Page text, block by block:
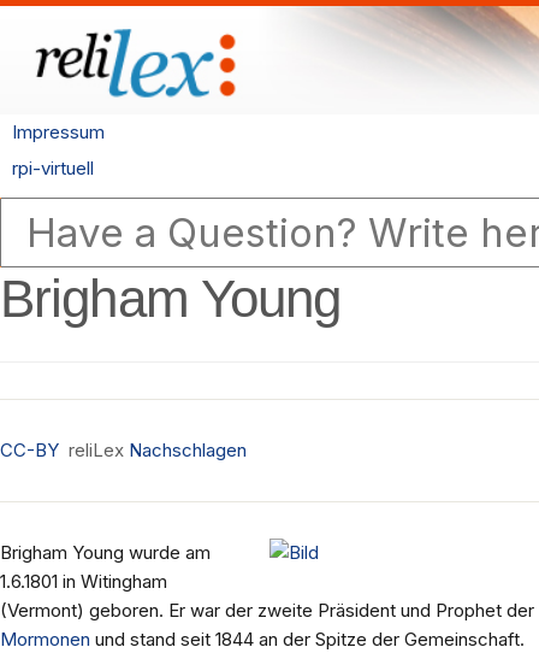
Impressum
rpi-virtuell
Brigham Young
CC-BY reliLex Nachschlagen
Brigham Young wurde am
1.6.1801 in Witingham
(Vermont) geboren. Er war der zweite Präsident und Prophet der
Mormonen und stand seit 1844 an der Spitze der Gemeinschaft.